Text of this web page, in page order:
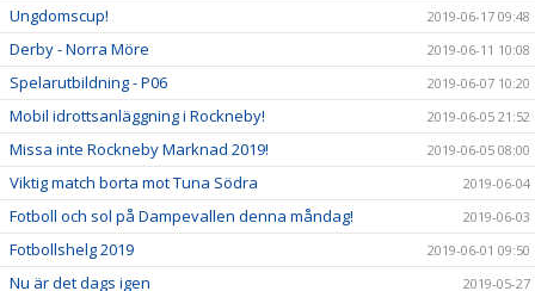
Ungdomscup! 2019-06-17 09:48
Derby - Norra Möre 2019-06-11 10:08
Spelarutbildning - P06 2019-06-07 10:20
Mobil idrottsanläggning i Rockneby! 2019-06-05 21:52
Missa inte Rockneby Marknad 2019! 2019-06-05 08:00
Viktig match borta mot Tuna Södra 2019-06-04
Fotboll och sol på Dampevallen denna måndag! 2019-06-03
Fotbollshelg 2019 2019-06-01 09:50
Nu är det dags igen 2019-05-27